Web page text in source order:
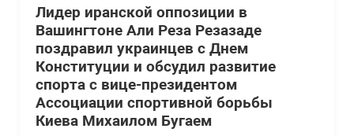
Лидер иранской оппозиции в
Вашингтоне Али Реза Резазаде
поздравил украинцев с Днем
Конституции и обсудил развитие
спорта с вице-президентом
Ассоциации спортивной борьбы
Киева Михаилом Бугаем